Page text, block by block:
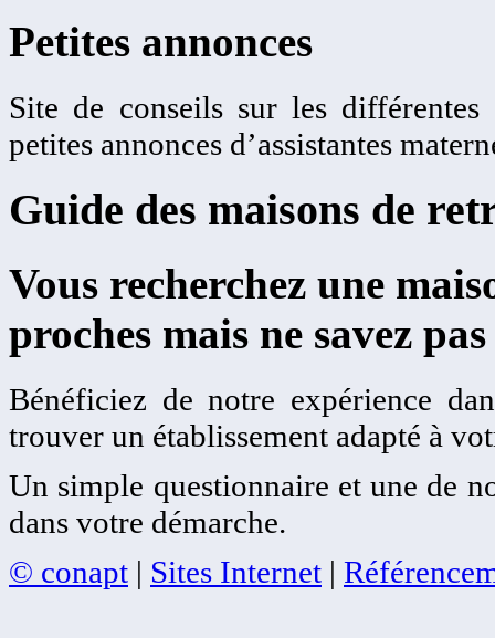
Petites annonces
Site de conseils sur les
petites annonces d’assistantes
Guide des maisons de
Vous recherchez une
proches mais ne savez
Bénéficiez de notre expérience
trouver un établissement adapté à
Un simple questionnaire et une de
dans votre démarche.
© conapt | Sites Internet |